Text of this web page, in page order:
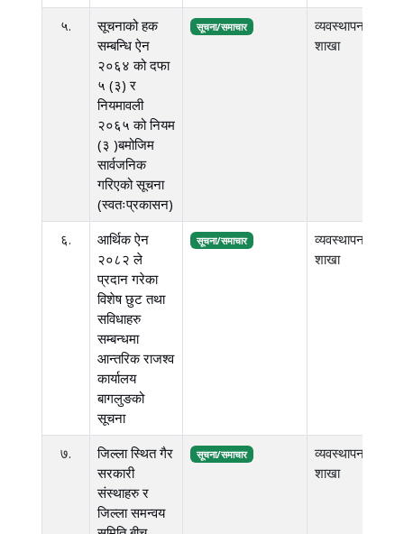
५.
सूचनाको हक
सम्बन्धि ऐन
२०६४ को दफा
५ (३) र
नियमावली
२०६५ को नियम
(३ )बमोजिम
सार्वजनिक
गरिएको सूचना
(स्वतःप्रकासन)
सूचना/समाचार
व्यवस्थापन
शाखा
६.
आर्थिक ऐन
२०८२ ले
प्रदान गरेका
विशेष छुट तथा
सविधाहरु
सम्बन्धमा
आन्तरिक राजश्व
कार्यालय
बागलुङको
सूचना
सूचना/समाचार
व्यवस्थापन
शाखा
७.
जिल्ला स्थित गैर
सरकारी
संस्थाहरु र
जिल्ला समन्वय
सूचना/समाचार
व्यवस्थापन
शाखा